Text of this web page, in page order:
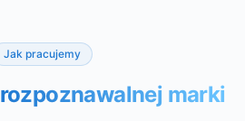
Jak pracujemy
rozpoznawalnej marki